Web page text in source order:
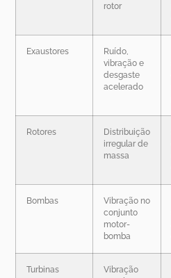
rotor
Exaustores
Ruído,
vibração e
desgaste
acelerado
Rotores
Distribuição
irregular de
massa
Bombas
Vibração no
conjunto
motor-
bomba
Turbinas
Vibração